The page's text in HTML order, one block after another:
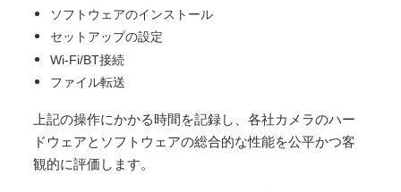
ソフトウェアのインストール
セットアップの設定
Wi-Fi/BT接続
ファイル転送
上記の操作にかかる時間を記録し、各社カメラのハー
ドウェアとソフトウェアの総合的な性能を公平かつ客
観的に評価します。